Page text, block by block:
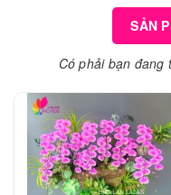
SẢN
Có phải bạn